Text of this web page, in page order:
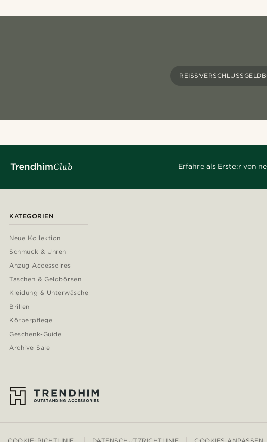
Erfahre als Erste:r von
KATEGORIEN
Neue Kollektion
Schmuck & Uhren
Anzug Accessoires
Taschen & Geldbörsen
Kleidung & Unterwäsche
Brillen
Körperpflege
Geschenk-Guide
Archive Sale